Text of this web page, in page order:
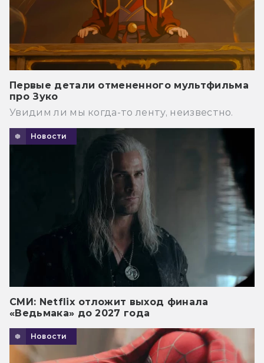
Первые детали отмененного мультфильма
про Зуко
Увидим ли мы когда-то ленту, неизвестно.
Новости
СМИ: Netflix отложит выход финала
«Ведьмака» до 2027 года
Новости